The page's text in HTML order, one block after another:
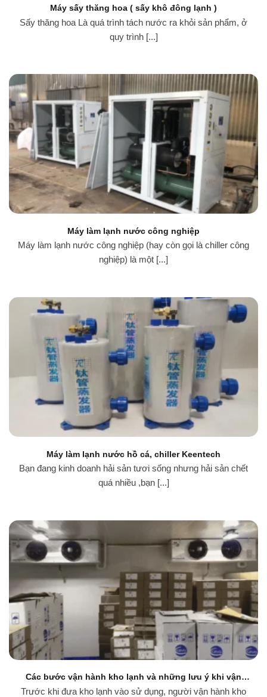
Máy sấy thăng hoa ( sấy khô đông lạnh )
Sấy thăng hoa Là quá trình tách nước ra khỏi sản phẩm, ở
quy trình [...]
Máy làm lạnh nước công nghiệp
Máy làm lạnh nước công nghiệp (hay còn gọi là chiller công
nghiệp) là một [...]
Máy làm lạnh nước hồ cá, chiller Keentech
Bạn đang kinh doanh hải sản tươi sống nhưng hải sản chết
quá nhiều ,bạn [...]
Các bước vận hành kho lạnh và những lưu ý khi vận
hành kho lạnh
Trước khi đưa kho lạnh vào sử dụng, người vận hành kho